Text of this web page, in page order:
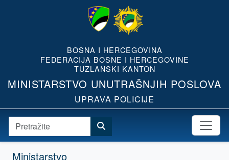
BOSNA I HERCEGOVINA
FEDERACIJA BOSNE I HERCEGOVINE
TUZLANSKI KANTON
MINISTARSTVO UNUTRAŠNJIH POSLOVA
UPRAVA POLICIJE
Ministarstvo